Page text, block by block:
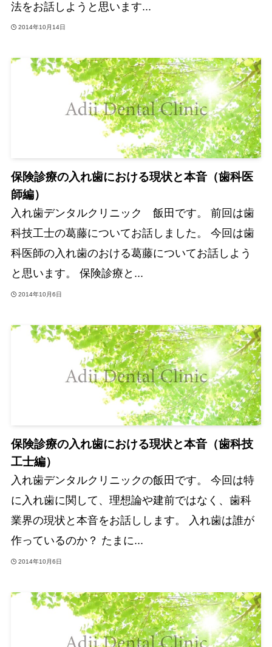
法をお話しようと思います...
2014年10月14日
保険診療の入れ歯における現状と本音（歯科医
師編）
入れ歯デンタルクリニック 飯田です。 前回は歯
科技工士の葛藤についてお話しました。 今回は歯
科医師の入れ歯のおける葛藤についてお話しよう
と思います。 保険診療と...
2014年10月6日
保険診療の入れ歯における現状と本音（歯科技
工士編）
入れ歯デンタルクリニックの飯田です。 今回は特
に入れ歯に関して、理想論や建前ではなく、歯科
業界の現状と本音をお話しします。 入れ歯は誰が
作っているのか？ たまに...
2014年10月6日